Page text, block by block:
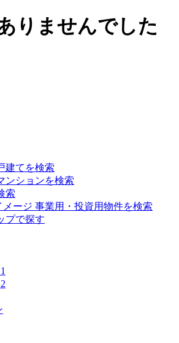
りませんでした
建てを検索
ンションを検索
索
事業用・投資用物件を検索
プで探す